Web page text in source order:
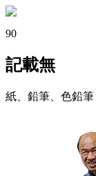
90
記載無
紙、鉛筆、色鉛筆